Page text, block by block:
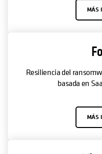
MÁS
Resiliencia del
basada en
MÁS